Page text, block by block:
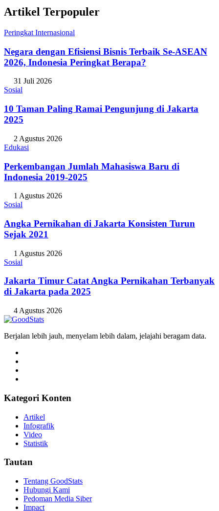
Artikel Terpopuler
Peringkat Internasional
Negara dengan Efisiensi Bisnis Terbaik Se-ASEAN
2026, Indonesia Peringkat Berapa?
31 Juli 2026
Sosial
10 Taman Paling Ramai Pengunjung di Jakarta
2025
2 Agustus 2026
Edukasi
Perkembangan Jumlah Mahasiswa Baru di
Indonesia 2019-2025
1 Agustus 2026
Sosial
Angka Pernikahan di Jakarta Konsisten Turun
Sejak 2021
1 Agustus 2026
Sosial
Jakarta Timur Catat Angka Pernikahan Terbanyak
di Jakarta pada 2025
4 Agustus 2026
Berjalan lebih jauh, menyelam lebih dalam, jelajahi beragam data.
Kategori Konten
Artikel
Infografik
Video
Statistik
Tautan
Tentang GoodStats
Hubungi Kami
Pedoman Media Siber
Impact